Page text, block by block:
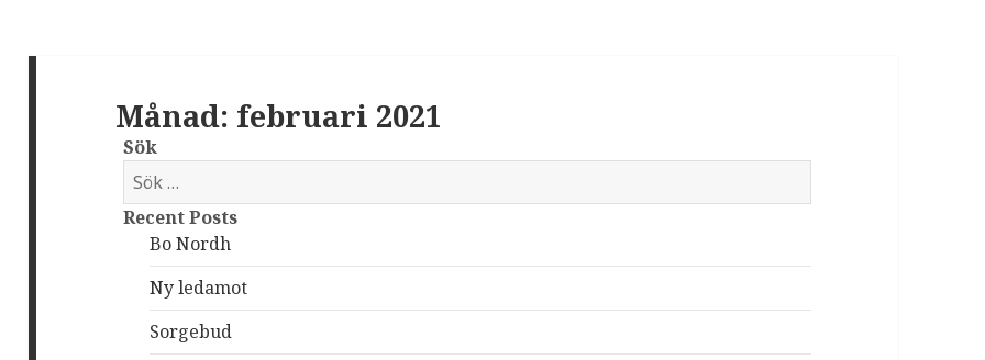
Månad: februari 2021
Sök
S
ö
k
Recent Posts
Bo Nordh
Ny ledamot
Sorgebud